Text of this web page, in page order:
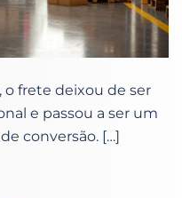
o frete deixou de ser
e passou a ser um
conversão. […]